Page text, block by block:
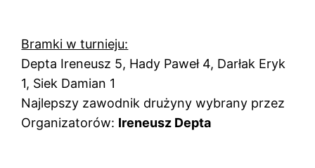
Bramki w turnieju:
Depta Ireneusz 5, Hady Paweł 4, Darłak Eryk
1, Siek Damian 1
Najlepszy zawodnik drużyny wybrany przez
Organizatorów: Ireneusz Depta